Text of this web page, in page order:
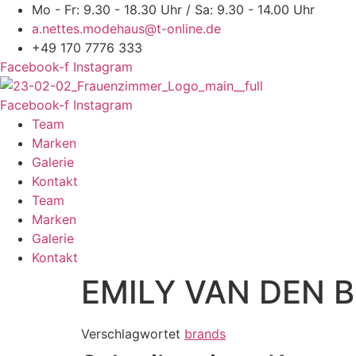
Zum
Inhalt
springen
Mo - Fr: 9.30 - 18.30 Uhr / Sa: 9.30 - 14.00 Uhr
a.nettes.modehaus@t-online.de
+49 170 7776 333
Facebook-f Instagram
Facebook-f Instagram
Team
Marken
Galerie
Kontakt
Team
Marken
Galerie
Kontakt
EMILY VAN DEN
Verschlagwortet brands